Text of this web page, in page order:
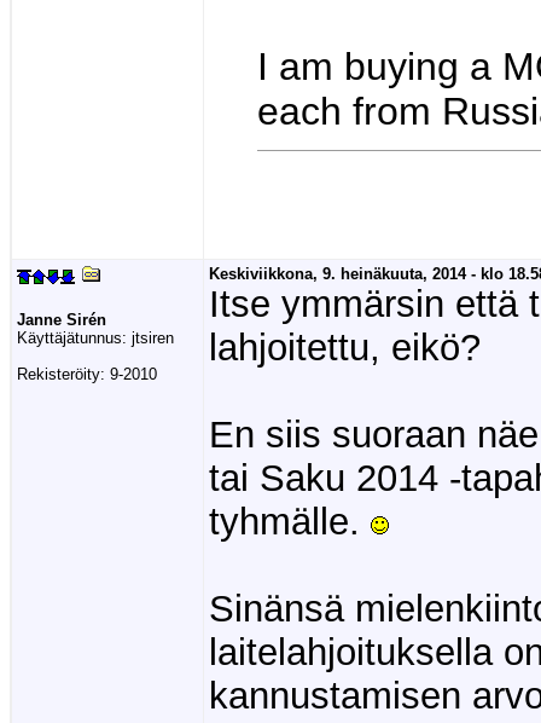
I am buying a
each from
Janne Sirén
Käyttäjätunnus: jtsiren
Rekisteröity: 9-2010
Keskiviikkona, 9. heinäkuuta, 2014 - klo
Itse ymmärsin että
lahjoitettu, eikö?
En siis suoraan
tai Saku 2014 -
tyhmälle.
Sinänsä
laitelahjoituksella
kannustamisen